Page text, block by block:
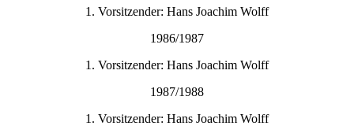
1. Vorsitzender: Hans Joachim Wolff
1986/1987
1. Vorsitzender: Hans Joachim Wolff
1987/1988
1. Vorsitzender: Hans Joachim Wolff